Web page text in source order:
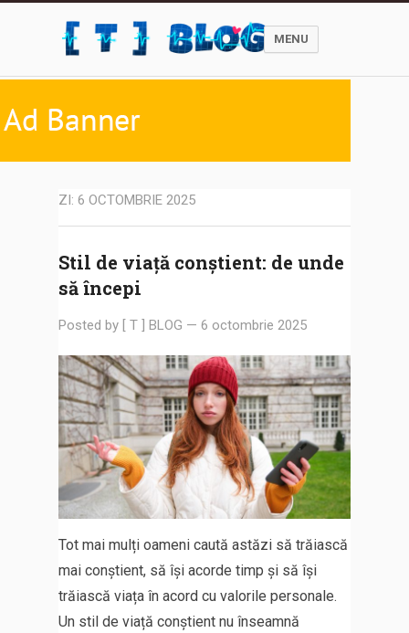
MENU
ZI: 6 OCTOMBRIE 2025
Stil de viață conștient: de unde
să începi
Posted by [ T ] BLOG — 6 octombrie 2025
Tot mai mulți oameni caută astăzi să trăiască
mai conștient, să își acorde timp și să își
trăiască viața în acord cu valorile personale.
Un stil de viață conștient nu înseamnă